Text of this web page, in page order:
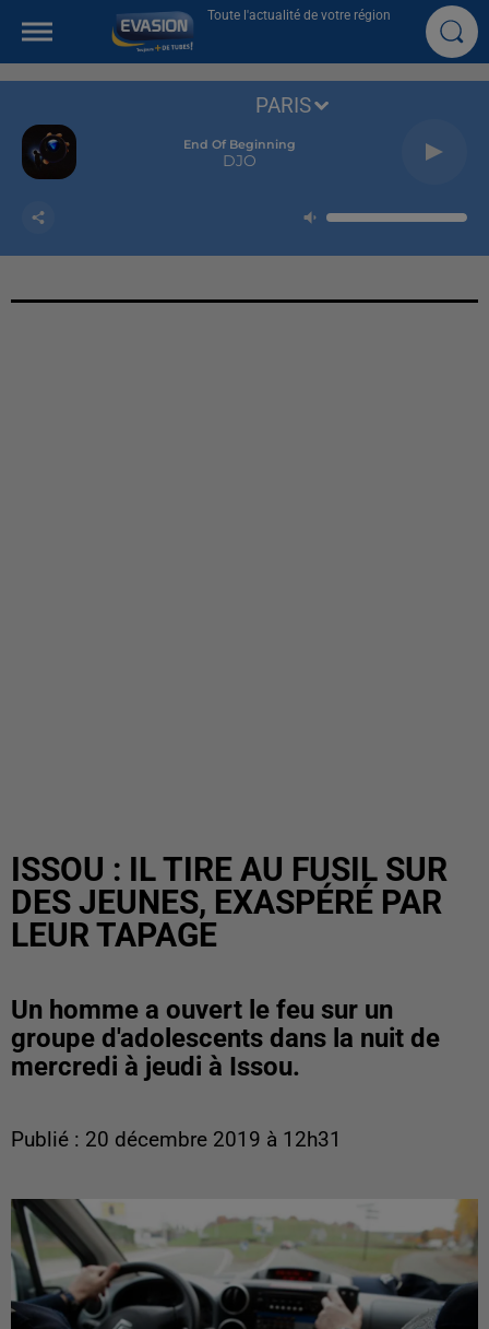
Toute l'actualité de votre région
End Of Beginning
DJO
PARIS
ISSOU : IL TIRE AU FUSIL SUR
DES JEUNES, EXASPÉRÉ PAR
LEUR TAPAGE
Un homme a ouvert le feu sur un
groupe d'adolescents dans la nuit de
mercredi à jeudi à Issou.
Publié : 20 décembre 2019 à 12h31